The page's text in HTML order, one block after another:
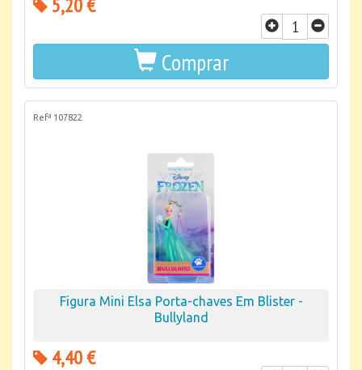
5,20 €
Comprar
Refª 107822
Figura Mini Elsa Porta-chaves Em Blister -
Bullyland
4,40 €